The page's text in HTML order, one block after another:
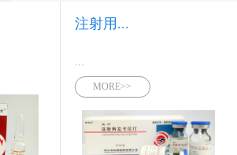
注射用...
...
MORE>>